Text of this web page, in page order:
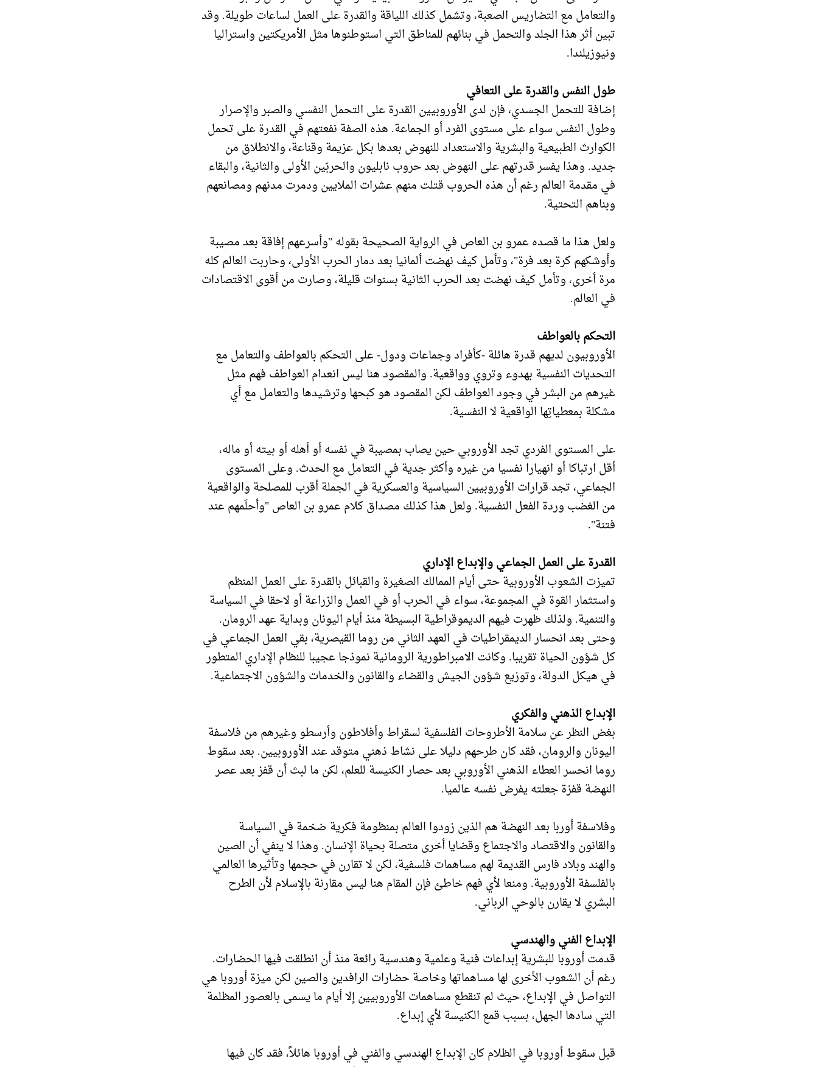
والتعامل مع التضاريس الصعبة، وتشمل كذلك اللياقة والقدرة على العمل لساعات طويلة. وقد
تبين أثر هذا الجلد والتحمل في بنائهم للمناطق التي استوطنوها مثل الأمريكتين واستراليا
ونيوزيلندا.
طول النفس والقدرة على التعافي
إضافة للتحمل الجسدي، فإن لدى الأوروبيين القدرة على التحمل النفسي والصبر والإصرار
وطول النفس سواء على مستوى الفرد أو الجماعة. هذه الصفة نفعتهم في القدرة على تحمل
الكوارث الطبيعية والبشرية والاستعداد للنهوض بعدها بكل عزيمة وقناعة، والانطلاق من
جديد. وهذا يفسر قدرتهم على النهوض بعد حروب نابليون والحربَين الأولى والثانية، والبقاء
في مقدمة العالم رغم أن هذه الحروب قتلت منهم عشرات الملايين ودمرت مدنهم ومصانعهم
وبناهم التحتية.
ولعل هذا ما قصده عمرو بن العاص في الرواية الصحيحة بقوله "وأسرعهم إفاقة بعد مصيبة
وأوشكهم كرة بعد فرة"، وتأمل كيف نهضت ألمانيا بعد دمار الحرب الأولى، وحاربت العالم كله
مرة أخرى، وتأمل كيف نهضت بعد الحرب الثانية بسنوات قليلة، وصارت من أقوى الاقتصادات
في العالم.
التحكم بالعواطف
الأوروبيون لديهم قدرة هائلة -كأفراد وجماعات ودول- على التحكم بالعواطف والتعامل مع
التحديات النفسية بهدوء وتروي وواقعية. والمقصود هنا ليس انعدام العواطف فهم مثل
غيرهم من البشر في وجود العواطف لكن المقصود هو كبحها وترشيدها والتعامل مع أي
مشكلة بمعطياتِها الواقعية لا النفسية.
على المستوى الفردي تجد الأوروبي حين يصاب بمصيبة في نفسه أو أهله أو بيته أو ماله،
أقل ارتباكا أو انهيارا نفسيا من غيره وأكثر جدية في التعامل مع الحدث. وعلى المستوى
الجماعي، تجد قرارات الأوروبيين السياسية والعسكرية في الجملة أقرب للمصلحة والواقعية
من الغضب وردة الفعل النفسية. ولعل هذا كذلك مصداق كلام عمرو بن العاص "وأحلَمهم عند
فتنة".
القدرة على العمل الجماعي والإبداع الإداري
تميزت الشعوب الأوروبية حتى أيام الممالك الصغيرة والقبائل بالقدرة على العمل المنظم
واستثمار القوة في المجموعة، سواء في الحرب أو في العمل والزراعة أو لاحقا في السياسة
والتنمية. ولذلك ظهرت فيهم الديموقراطية البسيطة منذ أيام اليونان وبداية عهد الرومان.
وحتى بعد انحسار الديمقراطيات في العهد الثاني من روما القيصرية، بقي العمل الجماعي في
كل شؤون الحياة تقريبا. وكانت الامبراطورية الرومانية نموذجا عجيبا للنظام الإداري المتطور
في هيكل الدولة، وتوزيع شؤون الجيش والقضاء والقانون والخدمات والشؤون الاجتماعية.
الإبداع الذهني والفكري
بغض النظر عن سلامة الأطروحات الفلسفية لسقراط وأفلاطون وأرسطو وغيرهم من فلاسفة
اليونان والرومان، فقد كان طرحهم دليلا على نشاط ذهني متوقد عند الأوروبيين. بعد سقوط
روما انحسر العطاء الذهني الأوروبي بعد حصار الكنيسة للعلم، لكن ما لبث أن قفز بعد عصر
النهضة قفزة جعلته يفرض نفسه عالميا.
وفلاسفة أوربا بعد النهضة هم الذين زودوا العالم بمنظومة فكرية ضخمة في السياسة
والقانون والاقتصاد والاجتماع وقضايا أخرى متصلة بحياة الإنسان. وهذا لا ينفي أن الصين
والهند وبلاد فارس القديمة لهم مساهمات فلسفية، لكن لا تقارن في حجمها وتأثيرها العالمي
بالفلسفة الأوروبية. ومنعا لأي فهم خاطئ فإن المقام هنا ليس مقارنة بالإسلام لأن الطرح
البشري لا يقارن بالوحي الرباني.
الإبداع الفني والهندسي
قدمت أوروبا للبشرية إبداعات فنية وعلمية وهندسية رائعة منذ أن انطلقت فيها الحضارات.
رغم أن الشعوب الأخرى لها مساهماتها وخاصة حضارات الرافدين والصين لكن ميزة أوروبا هي
التواصل في الإبداع، حيث لم تنقطع مساهمات الأوروبيين إلا أيام ما يسمى بالعصور المظلمة
التي سادها الجهل، بسبب قمع الكنيسة لأي إبداع.
قبل سقوط أوروبا في الظلام كان الإبداع الهندسي والفني في أوروبا هائلاً، فقد كان فيها